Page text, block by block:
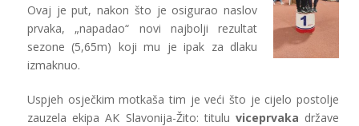
Ovaj je put, nakon što je osigurao naslov
prvaka, „napadao“ novi najbolji rezultat
sezone (5,65m) koji mu je ipak za dlaku
izmaknuo.
Uspjeh osječkim motkaša tim je veći što je cijelo postolje
zauzela ekipa AK Slavonija-Žito: titulu viceprvaka države